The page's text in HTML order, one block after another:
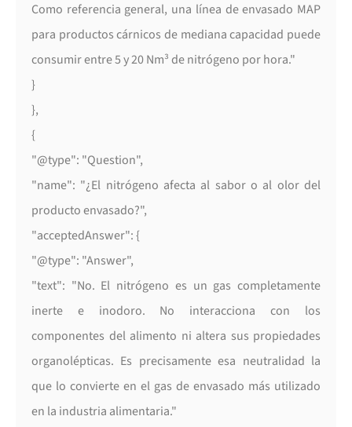
Como referencia general, una línea de envasado MAP
para productos cárnicos de mediana capacidad puede
consumir entre 5 y 20 Nm³ de nitrógeno por hora."
}
},
{
"@type": "Question",
"name": "¿El nitrógeno afecta al sabor o al olor del
producto envasado?",
"acceptedAnswer": {
"@type": "Answer",
"text": "No. El nitrógeno es un gas completamente
inerte e inodoro. No interacciona con los
componentes del alimento ni altera sus propiedades
organolépticas. Es precisamente esa neutralidad la
que lo convierte en el gas de envasado más utilizado
en la industria alimentaria."